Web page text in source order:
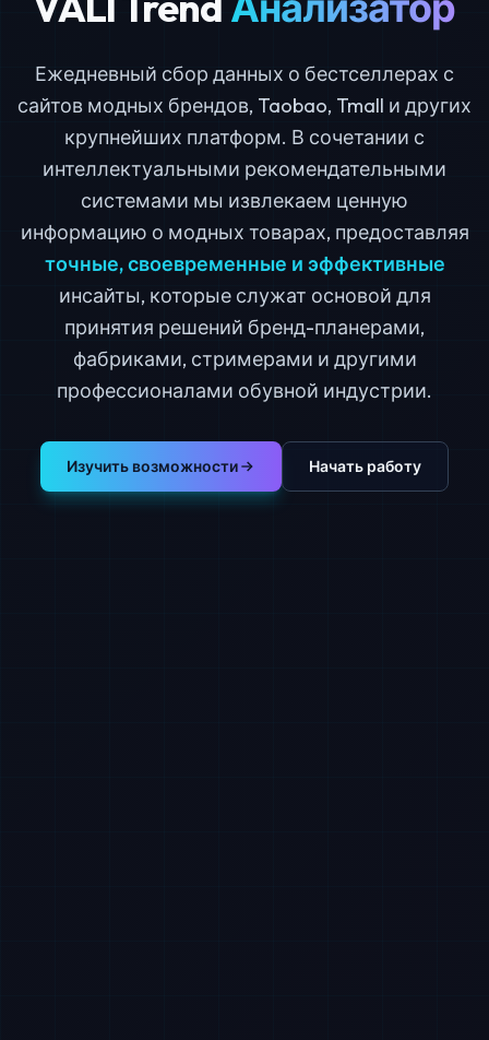
Ежедневный сбор данных о бестселлерах с
сайтов модных брендов, Taobao, Tmall и других
крупнейших платформ. В сочетании с
интеллектуальными рекомендательными
системами мы извлекаем ценную
информацию о модных товарах, предоставляя
точные, своевременные и эффективные
инсайты, которые служат основой для
принятия решений бренд-планерами,
фабриками, стримерами и другими
профессионалами обувной индустрии.
Изучить возможности Начать работу